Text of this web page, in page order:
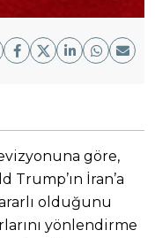
göre,
Trump’ın İran’a
olduğunu
yönlendirme